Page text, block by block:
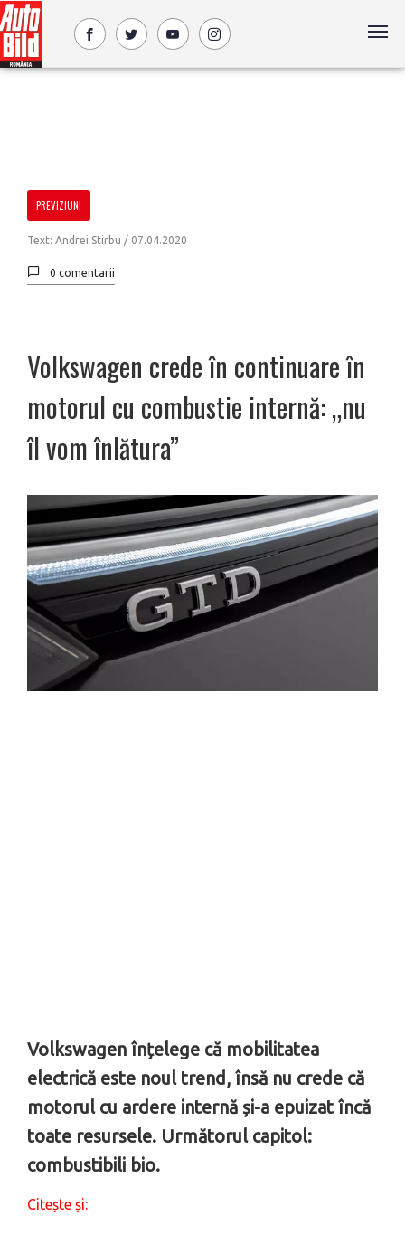
PREVIZIUNI
Text: Andrei Stirbu / 07.04.2020
0 comentarii
Volkswagen crede în continuare în
motorul cu combustie internă: „nu
îl vom înlătura”
Volkswagen înțelege că mobilitatea
electrică este noul trend, însă nu crede că
motorul cu ardere internă și-a epuizat încă
toate resursele. Următorul capitol:
combustibili bio.
Citește și: